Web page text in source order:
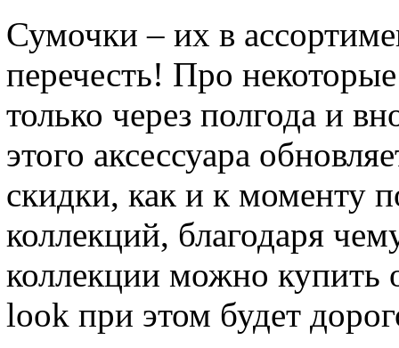
Сумочки – их в
перечесть! Про
только через полгода и
этого аксессуара
скидки, как и к моменту
коллекций, благодаря
коллекции можно купить
look при этом будет